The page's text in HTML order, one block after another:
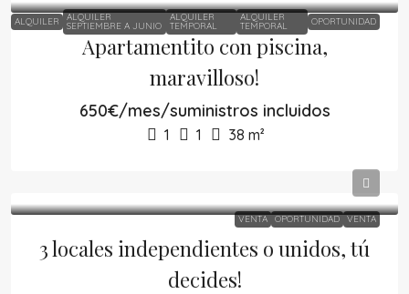
ALQUILER ALQUILER
SEPTIEMBRE A JUNIO
ALQUILER
TEMPORAL
ALQUILER
TEMPORAL OPORTUNIDAD
Apartamentito con piscina,
maravilloso!
650€/mes/suministros incluidos
1 1 38 m²
VENTA OPORTUNIDAD VENTA
3 locales independientes o unidos, tú
decides!